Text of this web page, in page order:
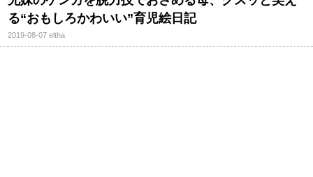
る“おもしろかわいい”育児絵日記
2019-08-07eltha